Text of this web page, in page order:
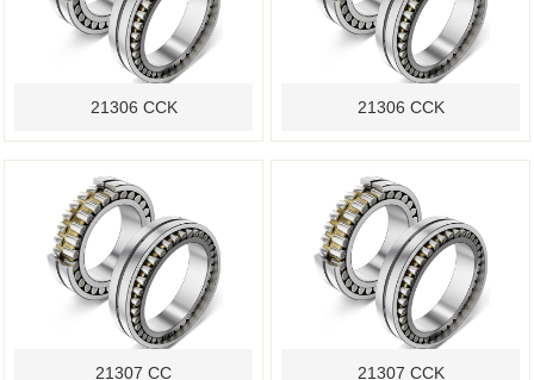
21306 CCK 21306 CCK
21307 CC 21307 CCK